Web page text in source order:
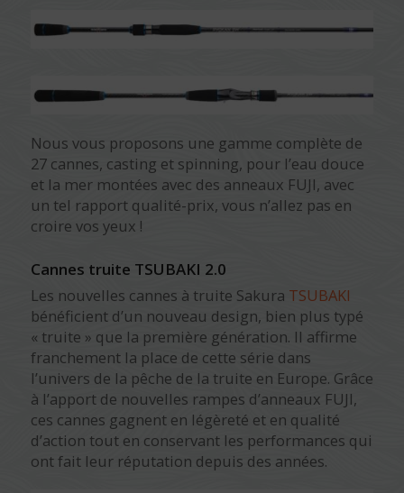
Nous vous proposons une gamme complète de
27 cannes, casting et spinning, pour l’eau douce
et la mer montées avec des anneaux FUJI, avec
un tel rapport qualité-prix, vous n’allez pas en
croire vos yeux !
Cannes truite TSUBAKI 2.0
Les nouvelles cannes à truite Sakura TSUBAKI
bénéficient d’un nouveau design, bien plus typé
« truite » que la première génération. Il affirme
franchement la place de cette série dans
l’univers de la pêche de la truite en Europe. Grâce
à l’apport de nouvelles rampes d’anneaux FUJI,
ces cannes gagnent en légèreté et en qualité
d’action tout en conservant les performances qui
ont fait leur réputation depuis des années.